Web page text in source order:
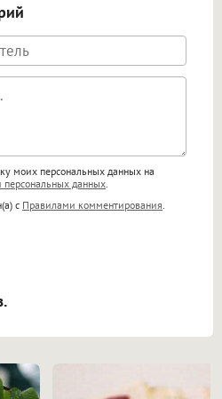
<em>, <s>, <big>,
<pre>, <ul>, <ol>, <li>,
экранирует HTML,
становятся
img] будет
моих персональных данных на
персональных данных.
с Правилами комментирования.